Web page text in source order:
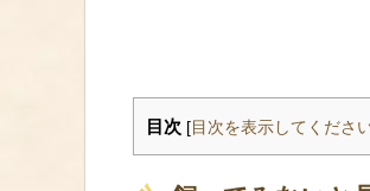
目次 [ 目次を表示してくださ